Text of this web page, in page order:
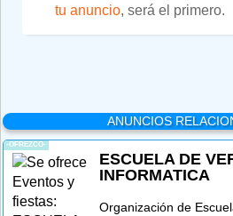
tu anuncio, será el primero.
ANUNCIOS
-OFREZCO-
ESCUELA DE
INFORMATICA
Organización de